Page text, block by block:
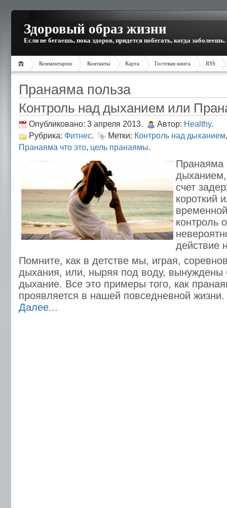
Здоровый образ жизни
Если не бегаешь, пока здоров, придется побегать, когда заболеешь.
Комментарии Контакты Карта Гостевая книга RSS
Пранаяма польза
Контроль над дыханием или
Опубликовано: 3 апреля 2013. Автор: Healthy.
Рубрика: Фитнес. Метки: Контроль над дыханием
Пранаяма что это, цель пранаямы.
Пранаяма
счет
короткий
контроль
действие
Помните, как в детстве мы, играя,
дыхания, или, ныряя под воду, вынуждены
дыхание. Все это примеры того, как
проявляется в нашей повседневной жизни.
Далее...